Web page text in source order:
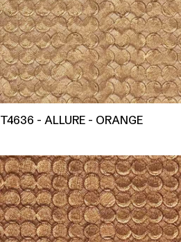
T4636 - ALLURE - ORANGE